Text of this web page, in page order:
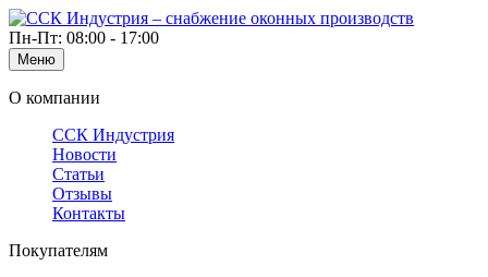
Пн-Пт: 08:00 - 17:00
Меню
О компании
ССК Индустрия
Новости
Статьи
Отзывы
Контакты
Покупателям